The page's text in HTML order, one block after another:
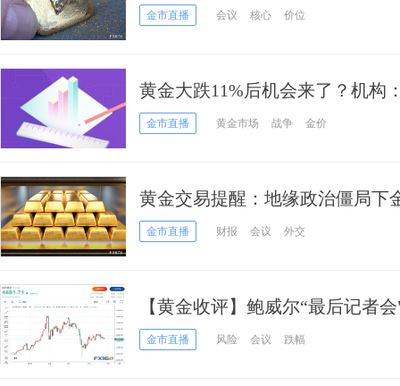
金市直播 会议 核心 价位
黄金大跌11%后机会来了？机构
或重新起跑
金市直播 黄金市场 战争 金价
黄金交易提醒：地缘政治僵局下
尔“谢幕演出”
金市直播 财报 会议 外交
【黄金收评】鲍威尔“最后记者
元，分析师却上调年底预期
金市直播 风险 会议 跌幅